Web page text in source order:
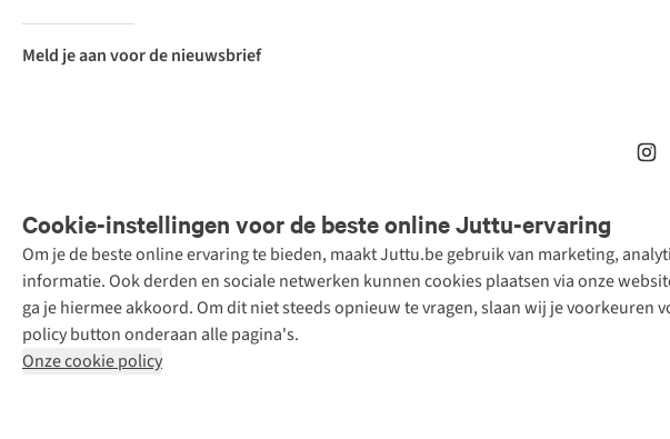
Cookie-instellingen voor de beste online Juttu-ervaring
Om je de beste online ervaring te bieden, maakt Juttu.be gebruik van marketing,
informatie. Ook derden en sociale netwerken kunnen cookies plaatsen via onze
ga je hiermee akkoord. Om dit niet steeds opnieuw te vragen, slaan wij je
policy button onderaan alle pagina's.
Onze cookie policy
Meld je aan voor de nieuwsbrief
Disclaimer Privacy
Retail Concepts
N.V.,
Smallandlaan
9, 2660